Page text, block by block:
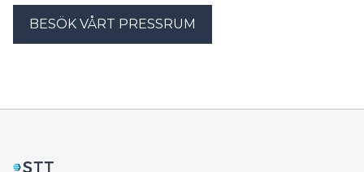
BESÖK VÅRT PRESSRUM